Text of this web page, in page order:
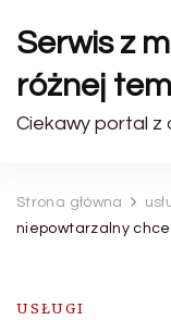
Serwis z
różnej
Ciekawy portal z
Strona główna
niepowtarzalny
USŁUGI